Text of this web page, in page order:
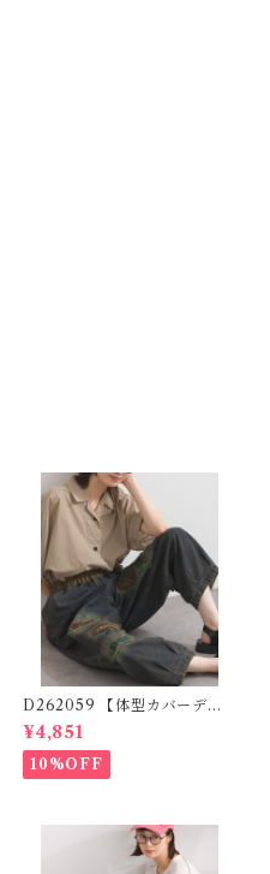
D262059 【体型カバーデニ
ムシリーズ】 パッチワークロ
ゴデニムパンツ / Patchwork
Logo Denim Pants
¥4,851
10%OFF